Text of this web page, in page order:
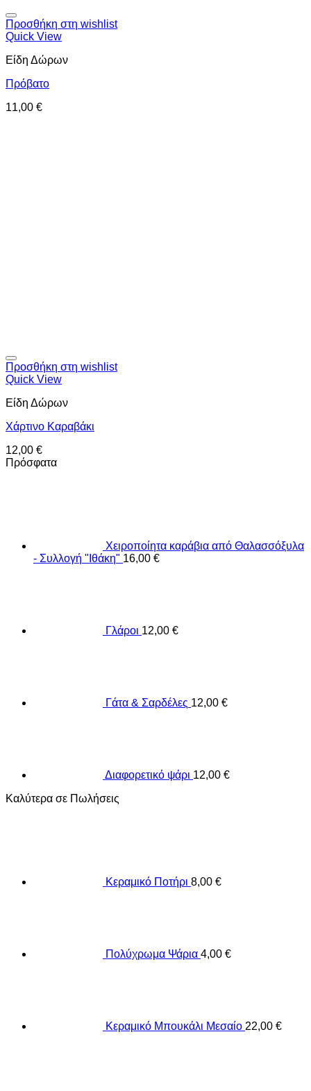
Προσθήκη στη wishlist
Quick View
Είδη Δώρων
Πρόβατο
11,00 €
Προσθήκη στη wishlist
Quick View
Είδη Δώρων
Χάρτινο Καραβάκι
12,00 €
Πρόσφατα
Χειροποίητα καράβια από Θαλασσόξυλα
- Συλλογή "Ιθάκη" 16,00 €
Γλάροι 12,00 €
Γάτα & Σαρδέλες 12,00 €
Διαφορετικό ψάρι 12,00 €
Καλύτερα σε Πωλήσεις
Κεραμικό Ποτήρι 8,00 €
Πολύχρωμα Ψάρια 4,00 €
Κεραμικό Μπουκάλι Μεσαίο 22,00 €